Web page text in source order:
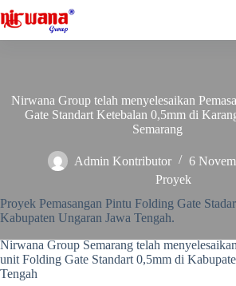
to
Nirwana Group telah menyelesaikan
Gate Standart Ketebalan 0,5mm di
Semarang
Admin Kontributor
6
Proyek
Proyek Pemasangan Pintu Folding Gate
Kabupaten Ungaran Jawa Tengah.
Nirwana Group Semarang telah
unit Folding Gate Standart 0,5mm di
Tengah